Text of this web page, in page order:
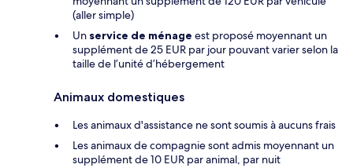
(aller simple)
Un service de ménage est proposé moyennant un
supplément de 25 EUR par jour pouvant varier selon la
taille de l’unité d’hébergement
Animaux domestiques
Les animaux d'assistance ne sont soumis à aucuns frais
Les animaux de compagnie sont admis moyennant un
supplément de 10 EUR par animal, par nuit